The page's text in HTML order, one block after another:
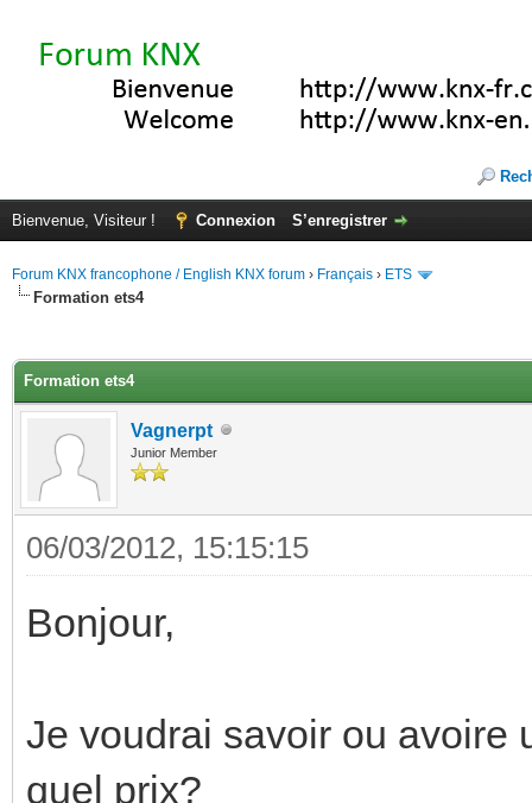
Bienvenue, Visiteur ! Connexion S’enregistrer
Forum KNX francophone / English KNX forum › Français › ETS
Formation ets4
Formation ets4
Vagnerpt
Junior Member
06/03/2012, 15:15:15
Bonjour,
Je voudrai savoir ou avoire
quel prix?